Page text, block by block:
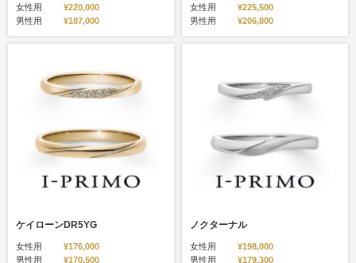
女性用
¥220,000
男性用
¥187,000
女性用
¥225,500
男性用
¥206,800
ケイローンDR5YG
女性用
¥176,000
男性用
¥170,500
ノクターナル
女性用
¥198,000
男性用
¥179,300